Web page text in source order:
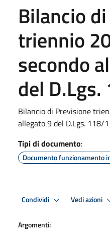
Bilancio
triennio
secondo
del
Bilancio di Previsione
allegato 9 del D.Lgs. 118/
Tipi di documento:
Documento funzionamento
Condividi Vedi azioni
Argomenti: